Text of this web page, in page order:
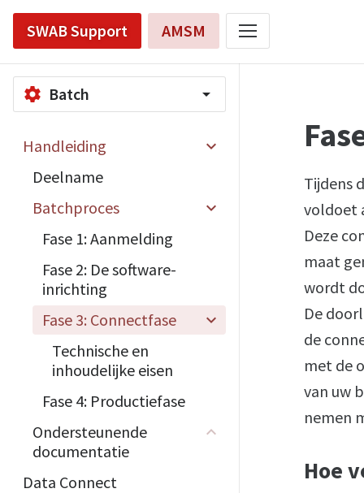
SWAB Support AMSM
settings Batch arrow_drop_down
Handleiding
Deelname
Batchproces
Fase 1: Aanmelding
Fase 2: De software-
inrichting
Fase 3: Connectfase
Technische en
inhoudelijke eisen
Fase 4: Productiefase
Ondersteunende
documentatie
Data Connect
Tijdens
voldoet
Deze
maat
wordt
De
de
met de
van uw
nemen
Hoe